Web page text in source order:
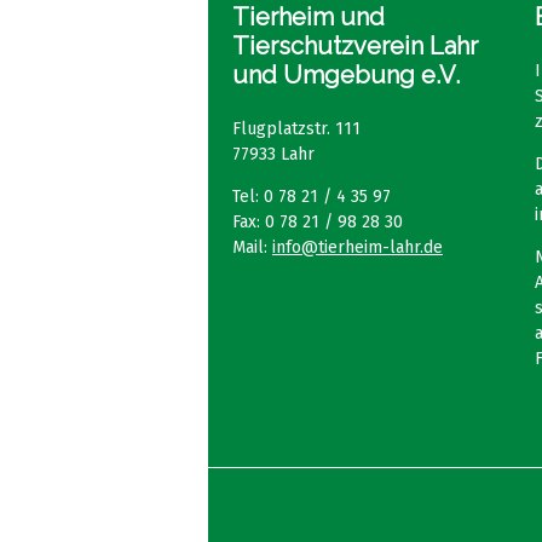
Tierheim und
Tierschutzverein Lahr
und Umgebung e.V.
Flugplatzstr. 111
77933 Lahr
Tel: 0 78 21 / 4 35 97
Fax: 0 78 21 / 98 28 30
Mail: info@tierheim-lahr.de